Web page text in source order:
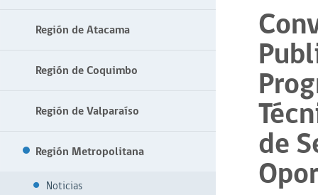
Región de Atacama
Región de Coquimbo
Región de Valparaíso
Región Metropolitana
Noticias
de